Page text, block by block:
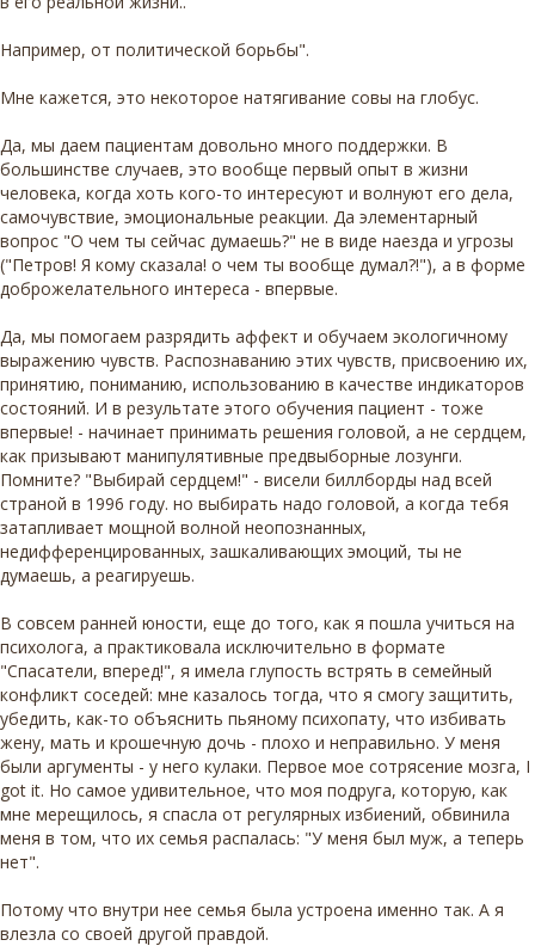
Например, от политической борьбы".
Мне кажется, это некоторое натягивание совы на глобус.
Да, мы даем пациентам довольно много поддержки. В
большинстве случаев, это вообще первый опыт в жизни
человека, когда хоть кого-то интересуют и волнуют его дела,
самочувствие, эмоциональные реакции. Да элементарный
вопрос "О чем ты сейчас думаешь?" не в виде наезда и угрозы
("Петров! Я кому сказала! о чем ты вообще думал?!"), а в форме
доброжелательного интереса - впервые.
Да, мы помогаем разрядить аффект и обучаем экологичному
выражению чувств. Распознаванию этих чувств, присвоению их,
принятию, пониманию, использованию в качестве индикаторов
состояний. И в результате этого обучения пациент - тоже
впервые! - начинает принимать решения головой, а не сердцем,
как призывают манипулятивные предвыборные лозунги.
Помните? "Выбирай сердцем!" - висели биллборды над всей
страной в 1996 году. но выбирать надо головой, а когда тебя
затапливает мощной волной неопознанных,
недифференцированных, зашкаливающих эмоций, ты не
думаешь, а реагируешь.
В совсем ранней юности, еще до того, как я пошла учиться на
психолога, а практиковала исключительно в формате
"Спасатели, вперед!", я имела глупость встрять в семейный
конфликт соседей: мне казалось тогда, что я смогу защитить,
убедить, как-то объяснить пьяному психопату, что избивать
жену, мать и крошечную дочь - плохо и неправильно. У меня
были аргументы - у него кулаки. Первое мое сотрясение мозга, I
got it. Но самое удивительное, что моя подруга, которую, как
мне мерещилось, я спасла от регулярных избиений, обвинила
меня в том, что их семья распалась: "У меня был муж, а теперь
нет".
Потому что внутри нее семья была устроена именно так. А я
влезла со своей другой правдой.